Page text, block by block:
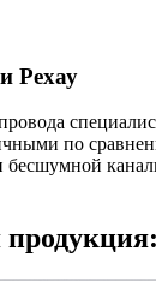
Рехау
по
бесшумной